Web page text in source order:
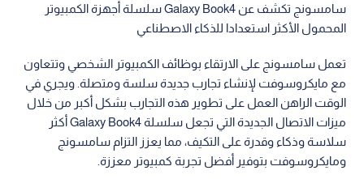
سامسونج تكشف عن Galaxy Book4 سلسلة أجهزة الكمبيوتر
المحمول الأكثر استعدادا للذكاء الاصطناعي
تعمل سامسونج على الارتقاء بوظائف الكمبيوتر الشخصي وتتعاون
مع مايكروسوفت لإنشاء تجارب جديدة سلسة ومتصلة. ويجري في
الوقت الراهن العمل على تطوير هذه التجارب بشكل أكبر من خلال
ميزات الاتصال الجديدة التي تجعل سلسلة Galaxy Book4 أكثر
سلاسة وذكاء وقدرة على التكيف، مما يعزز التزام سامسونج
ومايكروسوفت بتوفير أفضل تجربة كمبيوتر معززة.